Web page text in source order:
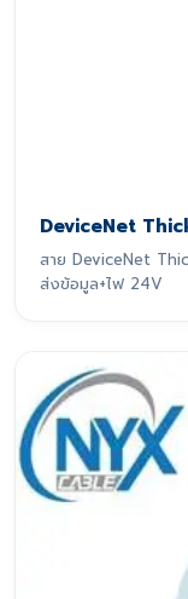
DeviceNet
สาย DeviceNet
ส่งข้อมูล+ไฟ 24V